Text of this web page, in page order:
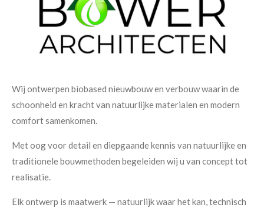
Wij ontwerpen biobased nieuwbouw en verbouw waarin de
schoonheid en kracht van natuurlijke materialen en modern
comfort samenkomen.
Met oog voor detail en diepgaande kennis van natuurlijke en
traditionele bouwmethoden begeleiden wij u van concept tot
realisatie.
Elk ontwerp is maatwerk — natuurlijk waar het kan, technisch